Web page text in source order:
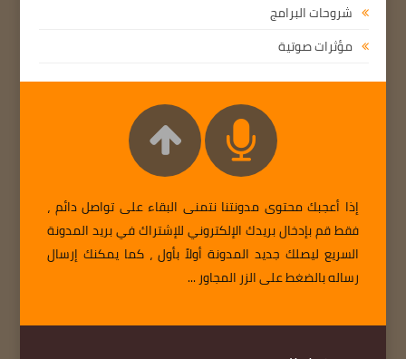
شروحات البرامج
مؤثرات صوتية
إذا أعجبك محتوى مدونتنا نتمنى البقاء على تواصل دائم ،
فقط قم بإدخال بريدك الإلكتروني للإشتراك في بريد المدونة
السريع ليصلك جديد المدونة أولاً بأول ، كما يمكنك إرسال
رساله بالضغط على الزر المجاور ...